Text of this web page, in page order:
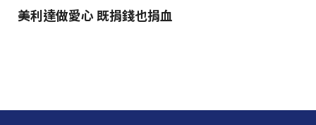
美利達做愛心 既捐錢也捐血